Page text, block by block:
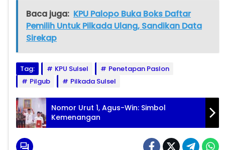
Baca juga: KPU Palopo Buka Boks Daftar
Pemilih Untuk Pilkada Ulang, Sandikan Data
Sirekap
Tag: KPU Sulsel
Penetapan Paslon
Pilgub
Pilkada Sulsel
Nomor Urut 1, Agus-Win: Simbol
Kemenangan